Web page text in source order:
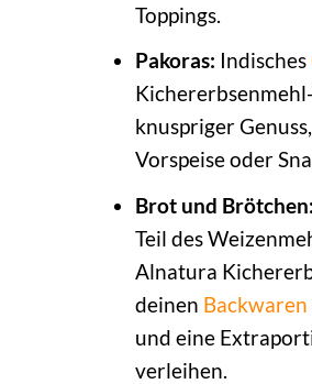
Toppings.
Pakoras: Indisches
knuspriger
Vorspeise oder
Brot und Brötchen:
Teil des
Alnatura
deinen Backwaren
und eine
verleihen.